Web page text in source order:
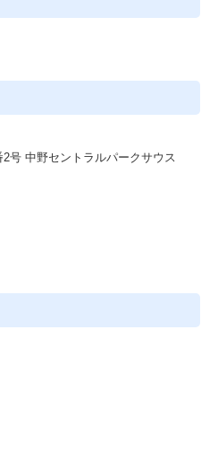
トワークの比重が多くなりま
複数回程度の土日出社となる場合
を推奨しております。
ます。
を用意しております。（組織共
支援制度を用意しております。
基づき、ITを活用した事業戦略
・運用・保守など様々なソリュ
号 中野セントラルパークサウス